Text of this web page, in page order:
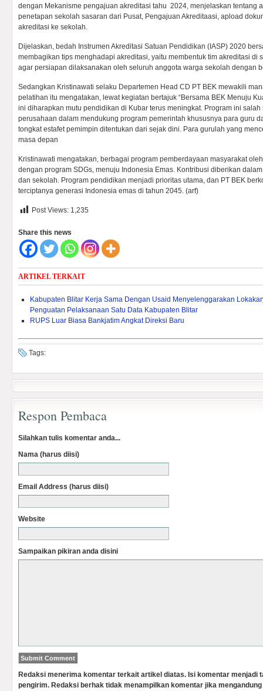
dengan Mekanisme pengajuan akreditasi tahu 2024, menjelaskan tentang
penetapan sekolah sasaran dari Pusat, Pengajuan Akreditaasi, apload
akreditasi ke sekolah.
Dijelaskan, bedah Instrumen Akreditasi Satuan Pendidikan (IASP) 2020
membagikan tips menghadapi akreditasi, yaitu membentuk tim akreditasi di
agar persiapan dilaksanakan oleh seluruh anggota warga sekolah dengan
Sedangkan Kristinawati selaku Departemen Head CD PT BEK mewakili
pelatihan itu mengatakan, lewat kegiatan bertajuk “Bersama BEK Menuju
ini diharapkan mutu pendidikan di Kubar terus meningkat. Program ini
perusahaan dalam mendukung program pemerintah khususnya para guru
tongkat estafet pemimpin ditentukan dari sejak dini. Para gurulah yang
masa depan
Kristinawati mengatakan, berbagai program pemberdayaan masyarakat
dengan program SDGs, menuju Indonesia Emas. Kontribusi diberikan
dan sekolah. Program pendidikan menjadi prioritas utama, dan PT BEK
terciptanya generasi Indonesia emas di tahun 2045. (arf)
Post Views: 1,235
Share this news
ARTIKEL TERKAIT
Kabupaten Blitar Kerja Sama Dengan Usaid Menyelenggarakan
Penguatan Pelaksanaan Satu Data Kabupaten Blitar
RUPS Luar Biasa Bankjatim Angkat Direksi Baru
Tags:
Respon Pembaca
Silahkan tulis komentar anda...
Nama (harus diisi)
Email Address (harus diisi)
Website
Sampaikan pikiran anda disini
Redaksi menerima komentar terkait artikel diatas. Isi komentar menjadi
pengirim. Redaksi berhak tidak menampilkan komentar jika